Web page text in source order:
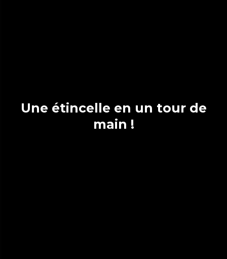
Une étincelle en un tour de
main !